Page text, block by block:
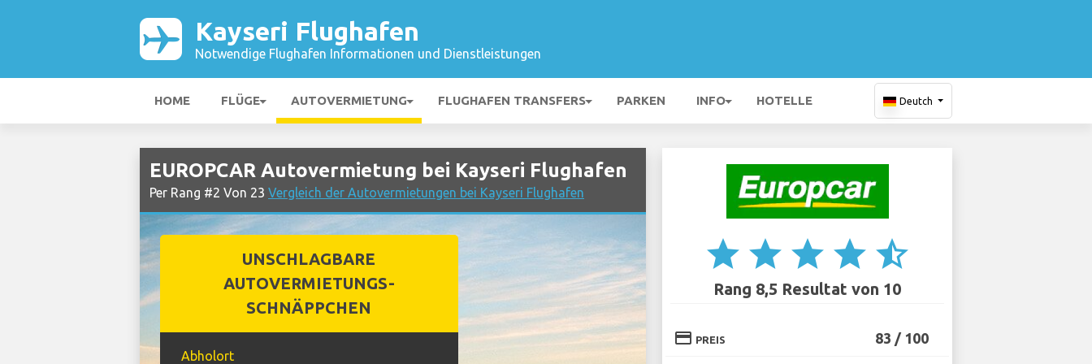
Kayseri Flughafen
Notwendige Flughafen Informationen und Dienstleistungen
HOME FLÜGE AUTOVERMIETUNG FLUGHAFEN TRANSFERS PARKEN INFO HOTELLE Deutch
EUROPCAR Autovermietung bei Kayseri Flughafen
Per Rang #2 Von 23 Vergleich der Autovermietungen bei Kayseri Flughafen
UNSCHLAGBARE
AUTOVERMIETUNGS-
SCHNÄPPCHEN
Abholort
star star star star star_half
Rang 8,5 Resultat von 10
credit_card PREIS 83 / 100